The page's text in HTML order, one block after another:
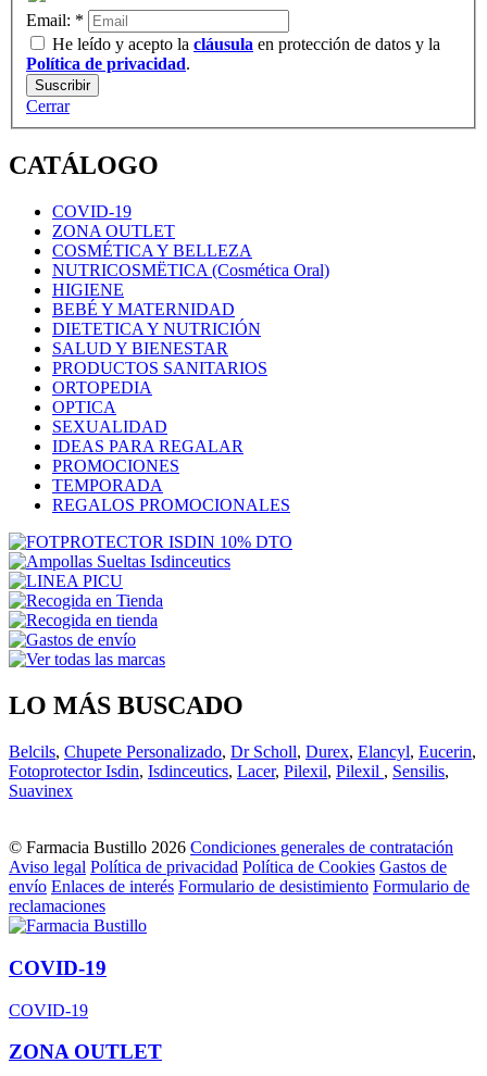
Email: *
He leído y acepto la cláusula en protección de datos y la
Política de privacidad.
Cerrar
CATÁLOGO
COVID-19
ZONA OUTLET
COSMÉTICA Y BELLEZA
NUTRICOSMËTICA (Cosmética Oral)
HIGIENE
BEBÉ Y MATERNIDAD
DIETETICA Y NUTRICIÓN
SALUD Y BIENESTAR
PRODUCTOS SANITARIOS
ORTOPEDIA
OPTICA
SEXUALIDAD
IDEAS PARA REGALAR
PROMOCIONES
TEMPORADA
REGALOS PROMOCIONALES
LO MÁS BUSCADO
Belcils, Chupete Personalizado, Dr Scholl, Durex, Elancyl, Eucerin,
Fotoprotector Isdin, Isdinceutics, Lacer, Pilexil, Pilexil , Sensilis,
Suavinex
© Farmacia Bustillo 2026 Condiciones generales de contratación
Aviso legal Política de privacidad Política de Cookies Gastos de
envío Enlaces de interés Formulario de desistimiento Formulario de
reclamaciones
COVID-19
COVID-19
ZONA OUTLET